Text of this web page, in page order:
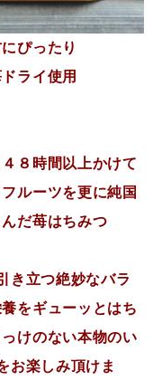
ぴったり
ライ使用
８時間以上かけて
ルーツを更に純国
だ苺はちみつ
き立つ絶妙なバラ
をギューッとはち
けのない本物のい
お楽しみ頂けま